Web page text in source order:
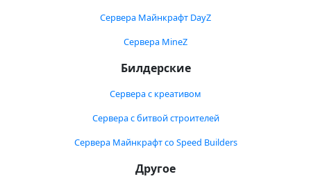
Сервера Майнкрафт DayZ
Сервера MineZ
Билдерские
Сервера с креативом
Сервера с битвой строителей
Сервера Майнкрафт со Speed Builders
Другое